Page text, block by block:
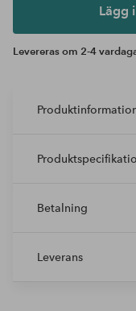
Lägg
Levereras om 2-4
Betalning
Leverans